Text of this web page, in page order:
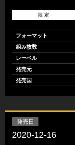
限 定
フォーマット
組み枚数
レーベル
発売元
発売国
発売日
2020-12-16